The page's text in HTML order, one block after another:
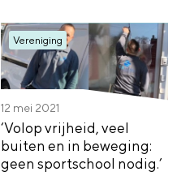
Vereniging
12 mei 2021
‘Volop vrijheid, veel
buiten en in beweging:
geen sportschool nodig.’